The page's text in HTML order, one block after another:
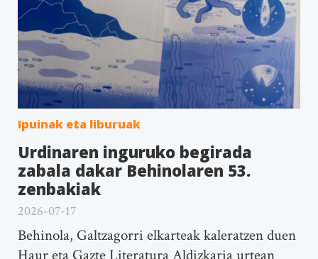
Ipuinak eta liburuak
Urdinaren inguruko begirada
zabala dakar Behinolaren 53.
zenbakiak
2026-07-17
Behinola, Galtzagorri elkarteak kaleratzen duen